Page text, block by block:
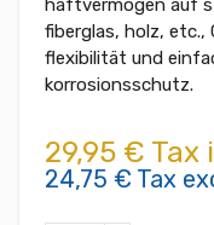
haftvermögen auf
fiberglas, holz,
flexibilität und
korrosionsschutz.
29,95 € Tax
24,75 € Tax